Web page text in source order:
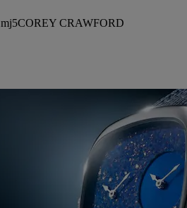
COREY CRAWFORD